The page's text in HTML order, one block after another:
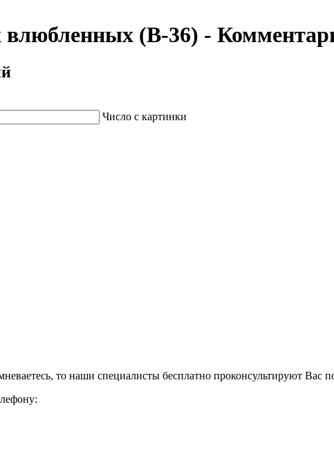
влюбленных (В-36) -
Число с картинки
то наши специалисты бесплатно проконсультируют